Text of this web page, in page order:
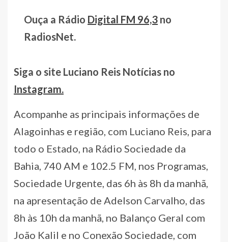
Ouça a Rádio Digital FM 96,3 no
RadiosNet.
Siga o site Luciano Reis Notícias no
Instagram.
Acompanhe as principais informações de
Alagoinhas e região, com Luciano Reis, para
todo o Estado, na Rádio Sociedade da
Bahia, 740 AM e 102.5 FM, nos Programas,
Sociedade Urgente, das 6h às 8h da manhã,
na apresentação de Adelson Carvalho, das
8h às 10h da manhã, no Balanço Geral com
João Kalil e no Conexão Sociedade, com